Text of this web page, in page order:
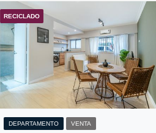
RECICLADO
DEPARTAMENTO VENTA